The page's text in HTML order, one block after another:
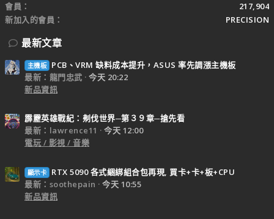
會員
217,904
新加入的會員
PRECISION
最新文章
主機板
PCB、VRM 缺料成本提升，ASUS 率先調漲主機板
最新：龍門忠武
今天 20:22
新品資訊
霹靂英雄戰紀：刜伐世界─第３９章─搶先看
最新：lawrence11
今天 12:00
電玩 / 影視 / 音樂
顯示卡
RTX 5090 各式綑綁組合包再現, 買卡+卡+板+CPU
最新：soothepain
今天 10:55
新品資訊